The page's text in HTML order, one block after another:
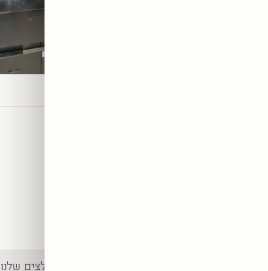
המומלצים שלנו